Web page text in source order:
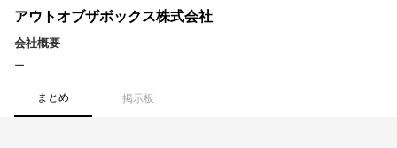
アウトオブザボックス株式会社
会社概要
ー
まとめ 掲示板